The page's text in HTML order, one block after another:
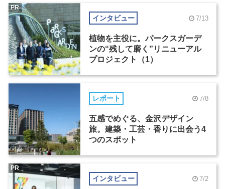
インタビュー 7/13
植物を主役に。パークスガーデ
ンの“残して磨く”リニューアル
プロジェクト（1）
PR
レポート 7/8
五感でめぐる、金沢デザイン
旅。建築・工芸・香りに出会う4
つのスポット
インタビュー 7/2
PR